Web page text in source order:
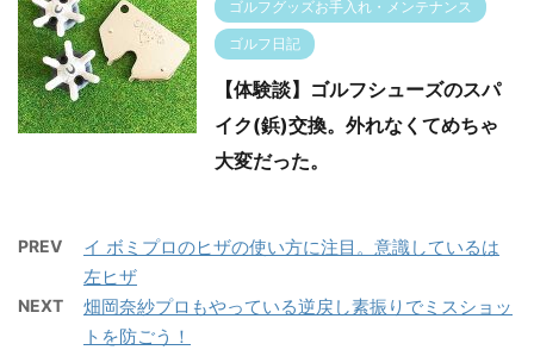
ゴルフグッズお手入れ・メンテナンス
ゴルフ日記
【体験談】ゴルフシューズのスパ
イク(鋲)交換。外れなくてめちゃ
大変だった。
PREV
イ ボミプロのヒザの使い方に注目。意識しているは
左ヒザ
NEXT
畑岡奈紗プロもやっている逆戻し素振りでミスショッ
トを防ごう！